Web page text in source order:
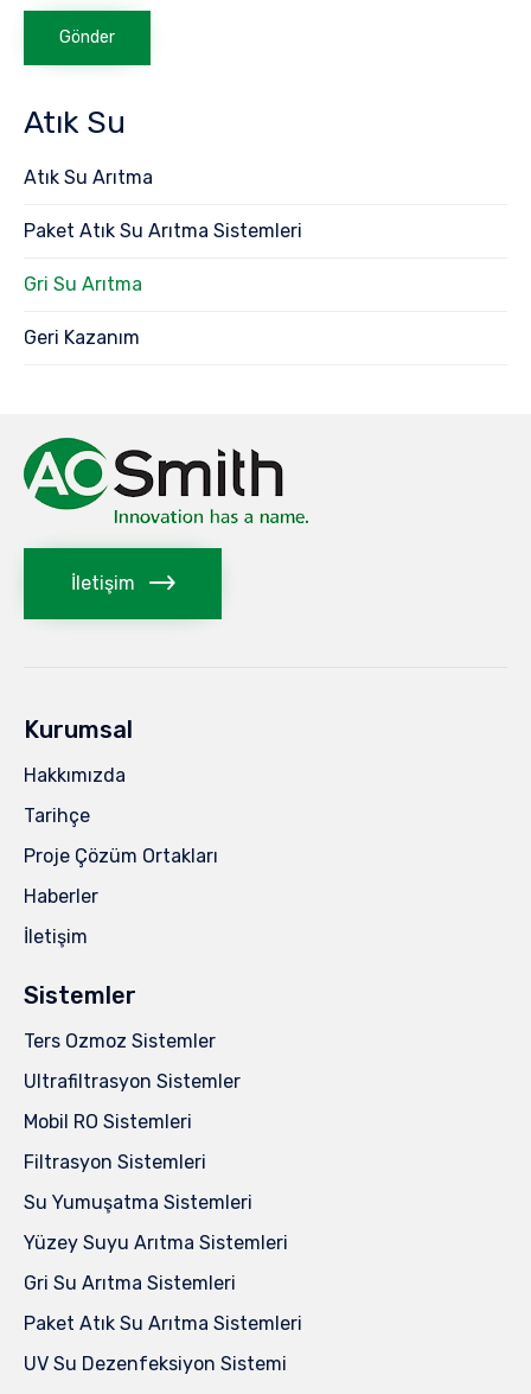
Atık Su
Atık Su Arıtma
Paket Atık Su Arıtma Sistemleri
Gri Su Arıtma
Geri Kazanım
İletişim
Kurumsal
Hakkımızda
Tarihçe
Proje Çözüm Ortakları
Haberler
İletişim
Sistemler
Ters Ozmoz Sistemler
Ultrafiltrasyon Sistemler
Mobil RO Sistemleri
Filtrasyon Sistemleri
Su Yumuşatma Sistemleri
Yüzey Suyu Arıtma Sistemleri
Gri Su Arıtma Sistemleri
Paket Atık Su Arıtma Sistemleri
UV Su Dezenfeksiyon Sistemi